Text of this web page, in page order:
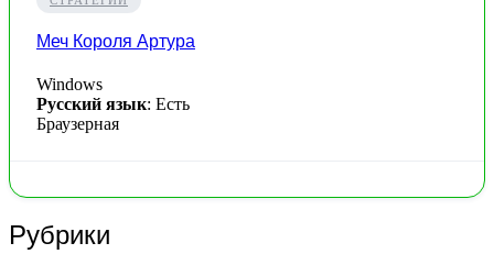
Меч Короля Артура
Windows
Русский язык: Есть
Браузерная
Рубрики